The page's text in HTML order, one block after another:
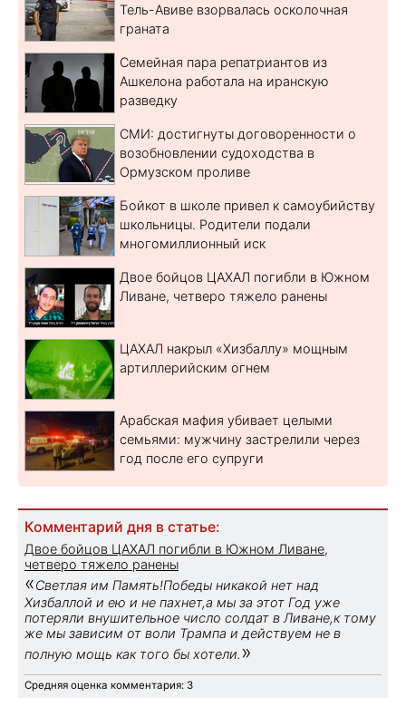
Тель-Авиве взорвалась осколочная
граната
Семейная пара репатриантов из
Ашкелона работала на иранскую
разведку
СМИ: достигнуты договоренности о
возобновлении судоходства в
Ормузском проливе
Бойкот в школе привел к самоубийству
школьницы. Родители подали
многомиллионный иск
Двое бойцов ЦАХАЛ погибли в Южном
Ливане, четверо тяжело ранены
ЦАХАЛ накрыл «Хизбаллу» мощным
артиллерийским огнем
Арабская мафия убивает целыми
семьями: мужчину застрелили через
год после его супруги
Комментарий дня в статье:
Двое бойцов ЦАХАЛ погибли в Южном Ливане,
четверо тяжело ранены
«Светлая им Память!Победы никакой нет над
Хизбаллой и ею и не пахнет,а мы за этот Год уже
потеряли внушительное число солдат в Ливане,к тому
же мы зависим от воли Трампа и действуем не в
полную мощь как того бы хотели. »
Средняя оценка комментария: 3